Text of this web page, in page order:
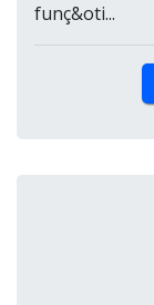
funç&oti...